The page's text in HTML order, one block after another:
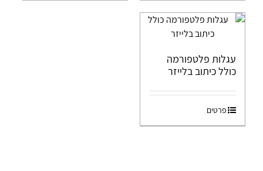
עגלות פלטפורמה
כולל כיתוב בלייזר
פרטים